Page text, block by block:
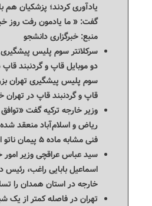
یادآوری کردند؛ پزشکیان هم
گفت: « ما یادمون رفت روز
منبع: خبرگزاری دانشجو
سرکلانتر سوم پلیس
دو موبایل قاپ و گردنبند قاپ
سوم پلیس پیشگیری تهران
قاپ و گردنبند قاپ در تهران
وزیر خارجه ترکیه گفت «توافق
ریاض و اسلام‌آباد منعقد
فنی مشابه ماده ۵ پیمان ناتو است.
سید عباس عراقچی وزیر
اسماعیل بابایی راغب، رئیس
خارجه در استان همدان را
تهران در فاصله کمتر از یک